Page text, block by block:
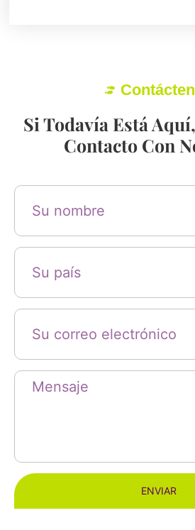
Si Todavía Está
Contacto Con
ENVIAR